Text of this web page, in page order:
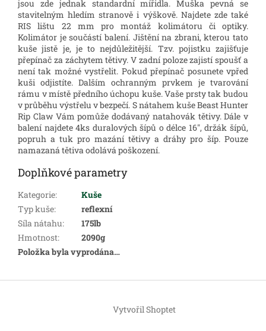
jsou zde jednak standardní mířidla. Muška pevná se
stavitelným hledím stranově i výškově. Najdete zde také
RIS lištu 22 mm pro montáž kolimátoru či optiky.
Kolimátor je součástí balení. Jištění na zbrani, kterou tato
kuše jistě je, je to nejdůležitější. Tzv. pojistku zajišťuje
přepínač za záchytem tětivy. V zadní poloze zajistí spoušť a
není tak možné vystřelit. Pokud přepínač posunete vpřed
kuši odjistíte. Dalším ochranným prvkem je tvarování
rámu v místě předního úchopu kuše. Vaše prsty tak budou
v průběhu výstřelu v bezpečí. S nátahem kušeBeast Hunter
Rip ClawVám pomůže dodávaný natahovák tětivy.Dále v
balení najdete 4ks duralových šípů o délce 16", držák šípů,
popruh a tuk pro mazání tětivy a dráhy pro šíp. Pouze
namazaná tětiva odolává poškození.
Doplňkové parametry
Kategorie:
Kuše
Typ kuše:
reflexní
Síla nátahu:
175lb
Hmotnost:
2090g
Položka byla vyprodána…
Z
Vytvořil Shoptet